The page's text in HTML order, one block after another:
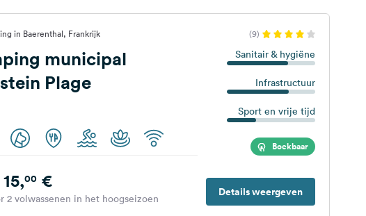
in Baerenthal, Frankrijk (9)
municipal
Plage
Sanitair & hygiëne
Infrastructuur
Sport en vrije tijd
Boekbaar
Details weergeven
00€
2 volwassenen in het hoogseizoen